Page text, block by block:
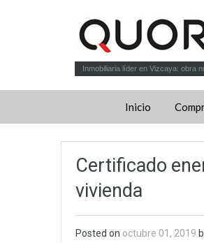
Inmobiliaria líder en Vizcaya: obra
Inicio
Certificado
vivienda
Posted on octubre 01, 2019